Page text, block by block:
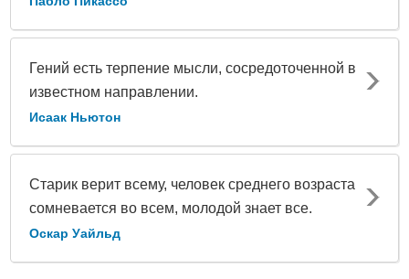
Гений есть терпение мысли, сосредоточенной в
известном направлении.
Исаак Ньютон
Старик верит всему, человек среднего возраста
сомневается во всем, молодой знает все.
Оскар Уайльд